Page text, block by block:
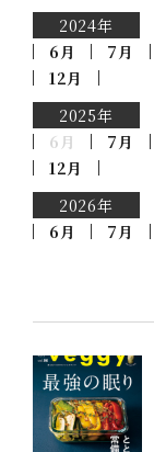
2024年
6月
7月
12月
2025年
6月
7月
12月
2026年
6月
7月